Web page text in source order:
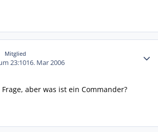
Mitglied
23:1016. Mar 2006
aber was ist ein Commander?